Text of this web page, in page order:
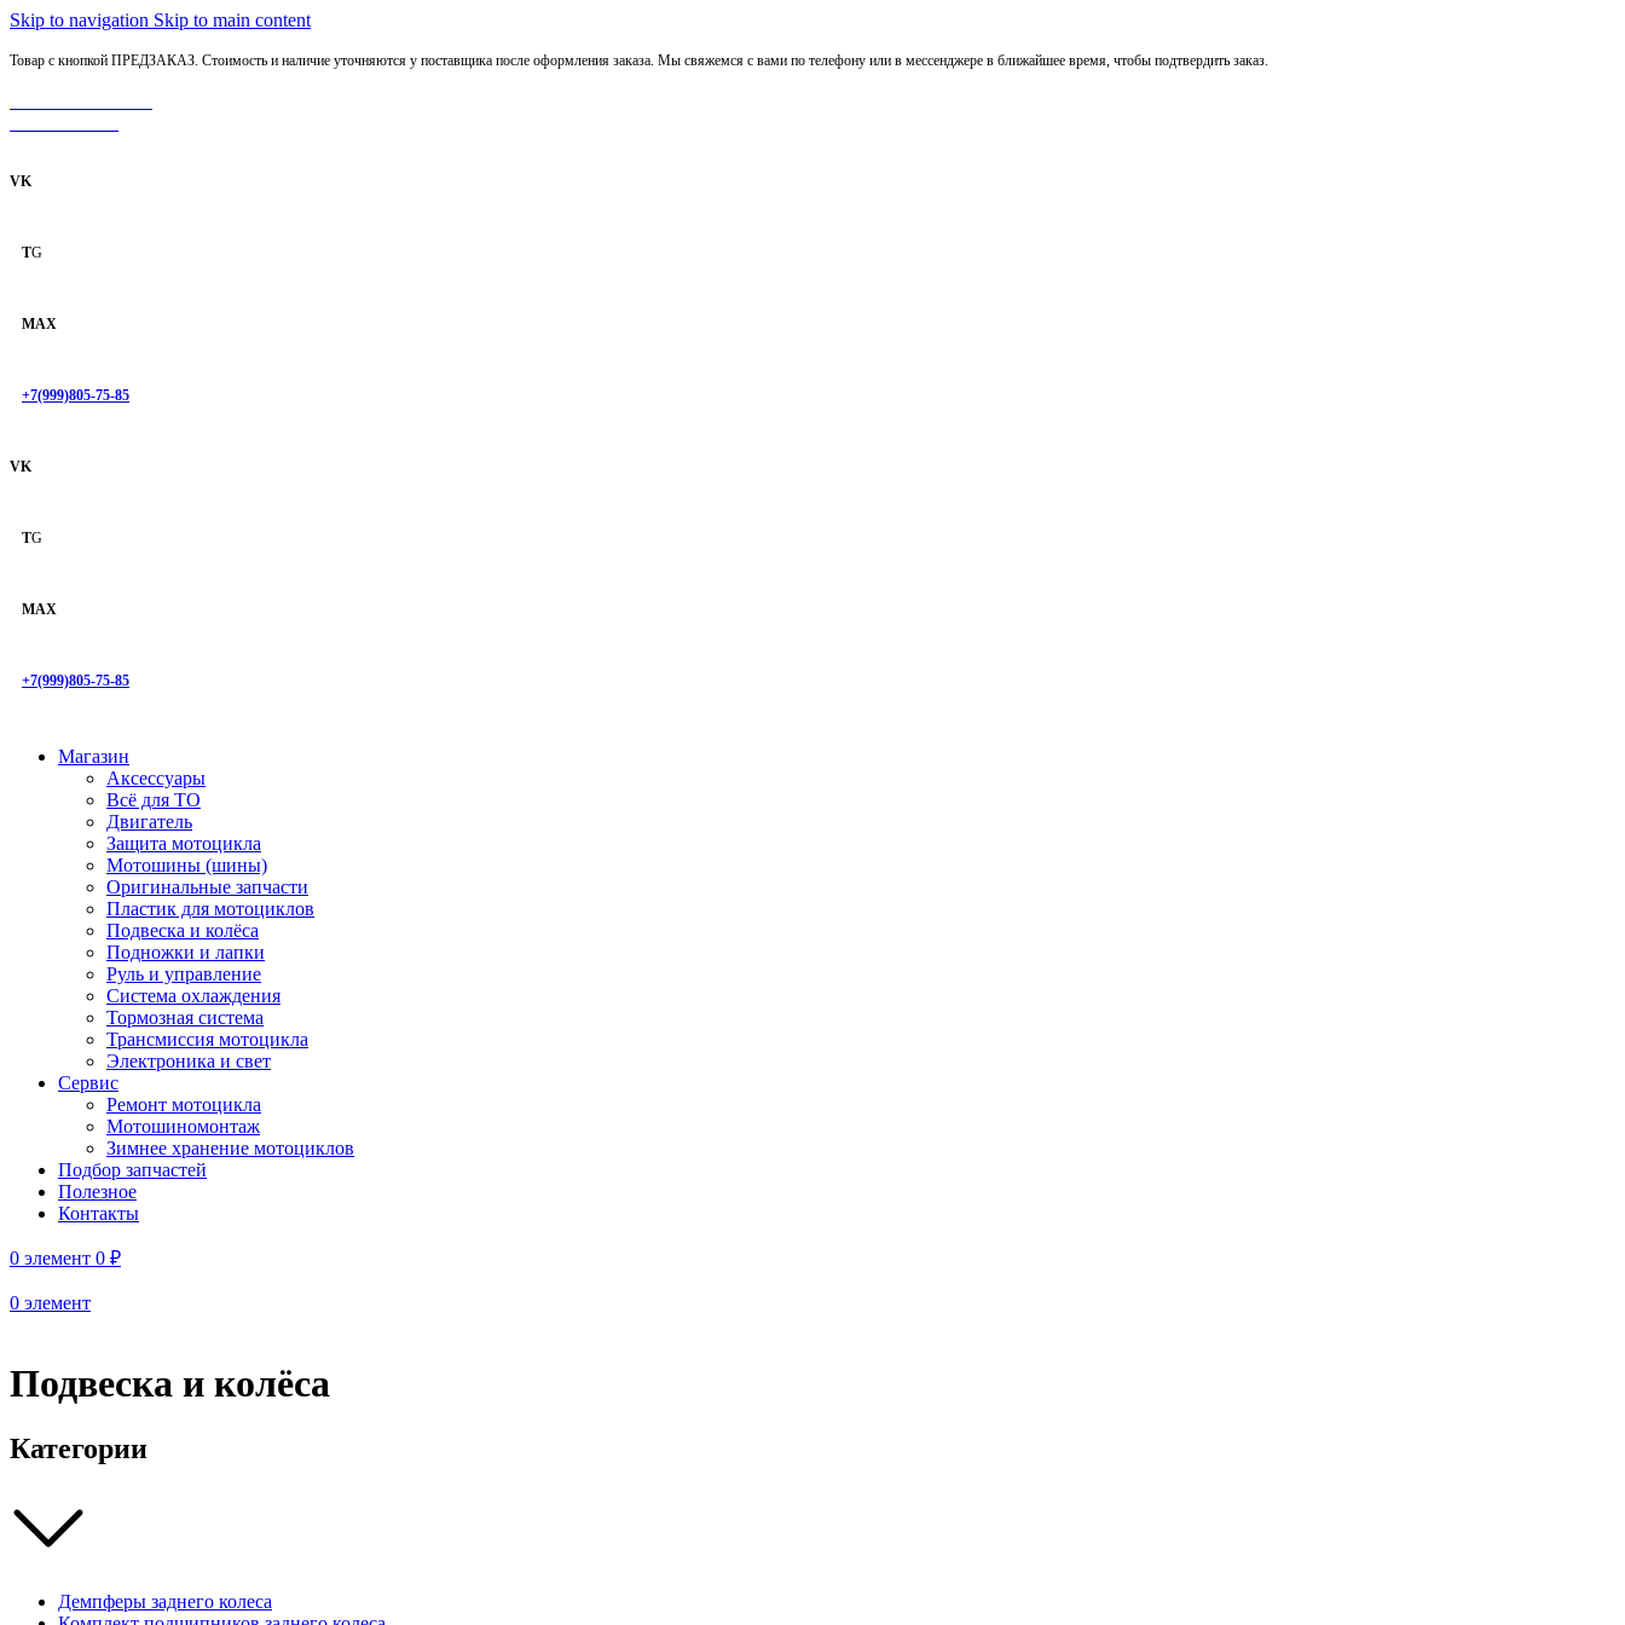
Skip to navigation Skip to main content
Товар с кнопкой ПРЕДЗАКАЗ. Стоимость и наличие уточняются у поставщика после оформления заказа. Мы свяжемся с вами по телефону или в мессенджере в ближайшее время, чтобы подтвердить заказ.
VK
TG
MAX
+7(999)805-75-85
VK
TG
MAX
+7(999)805-75-85
Магазин
Аксессуары
Всё для ТО
Двигатель
Защита мотоцикла
Мотошины (шины)
Оригинальные запчасти
Пластик для мотоциклов
Подвеска и колёса
Подножки и лапки
Руль и управление
Система охлаждения
Тормозная система
Трансмиссия мотоцикла
Электроника и свет
Сервис
Ремонт мотоцикла
Мотошиномонтаж
Зимнее хранение мотоциклов
Подбор запчастей
Полезное
Контакты
0 элемент 0 ₽
0 элемент
Подвеска и колёса
Категории
Демпферы заднего колеса